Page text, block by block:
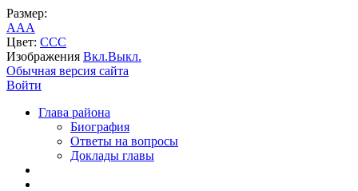
Размер:
AAA
Цвет: CCC
Изображения Вкл.Выкл.
Обычная версия сайта
Войти
Глава района
Биография
Ответы на вопросы
Доклады главы